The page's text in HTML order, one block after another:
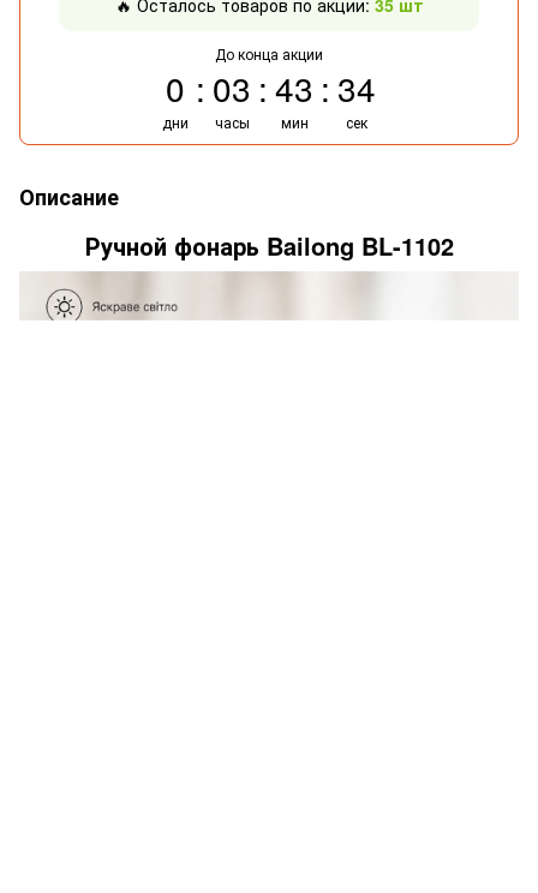
До конца акции
0
дни
03
часы
43
мин
34
сек
Описание
Ручной фонарь Bailong BL-1102